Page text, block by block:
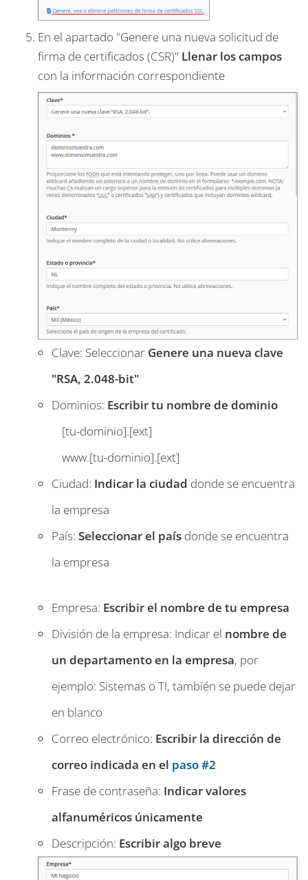
En el apartado "Genere una nueva solicitud de
firma de certificados (CSR)" Llenar los campos
con la información correspondiente
Clave: Seleccionar Genere una nueva clave
"RSA, 2.048-bit"
Dominios: Escribir tu nombre de dominio
[tu-dominio].[ext]
www.[tu-dominio].[ext]
Ciudad: Indicar la ciudad donde se encuentra
la empresa
País: Seleccionar el país donde se encuentra
la empresa
Empresa: Escribir el nombre de tu empresa
División de la empresa: Indicar el nombre de
un departamento en la empresa, por
ejemplo: Sistemas o TI, también se puede dejar
en blanco
Correo electrónico: Escribir la dirección de
correo indicada en el paso #2
Frase de contraseña: Indicar valores
alfanuméricos únicamente
Descripción: Escribir algo breve